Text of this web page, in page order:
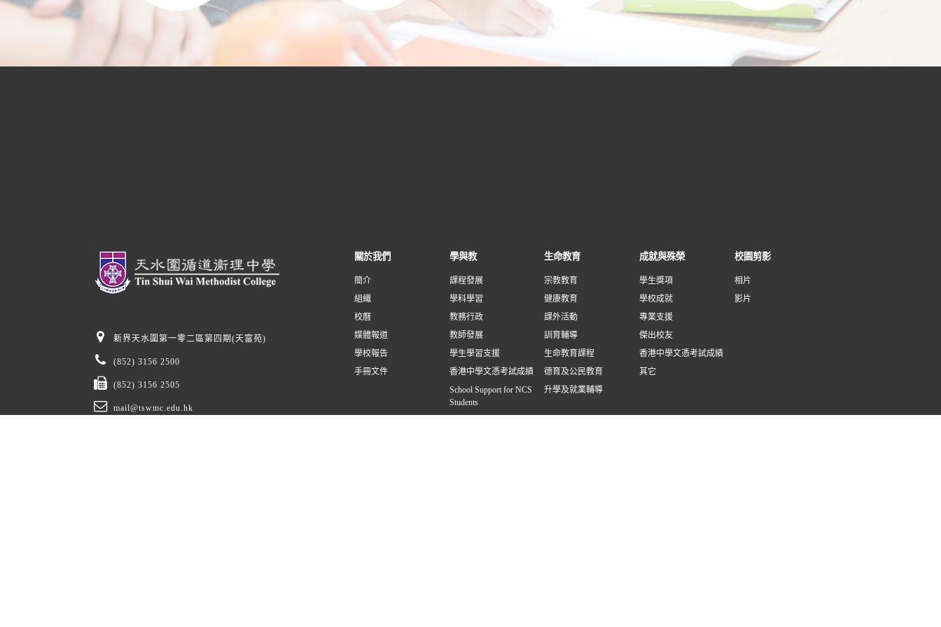
新界天水圍第一零二區第四期(天富苑)
(852) 3156 2500
(852) 3156 2505
mail@tswmc.edu.hk
關於我們
簡介
組織
校曆
媒體報道
學校報告
手冊文件
學與教
課程發展
學科學習
教務行政
教師發展
學生學習支援
香港中學文憑考試成績
School Support for NCS
Students
生命教育
宗教教育
健康教育
課外活動
訓育輔導
生命教育課程
德育及公民教育
升學及就業輔導
成就與殊榮
學生獎項
學校成就
專業支援
傑出校友
香港中學文憑考試成績
其它
校園剪影
相片
影片